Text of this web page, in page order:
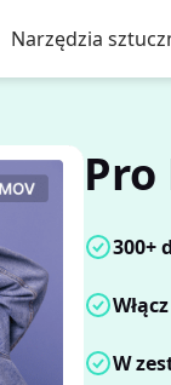
Narzędzia
300+
W